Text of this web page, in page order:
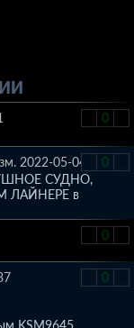
0
0
2022-05-04)
СУДНО,
ЛАЙНЕРЕ в
0
0
KSM9645